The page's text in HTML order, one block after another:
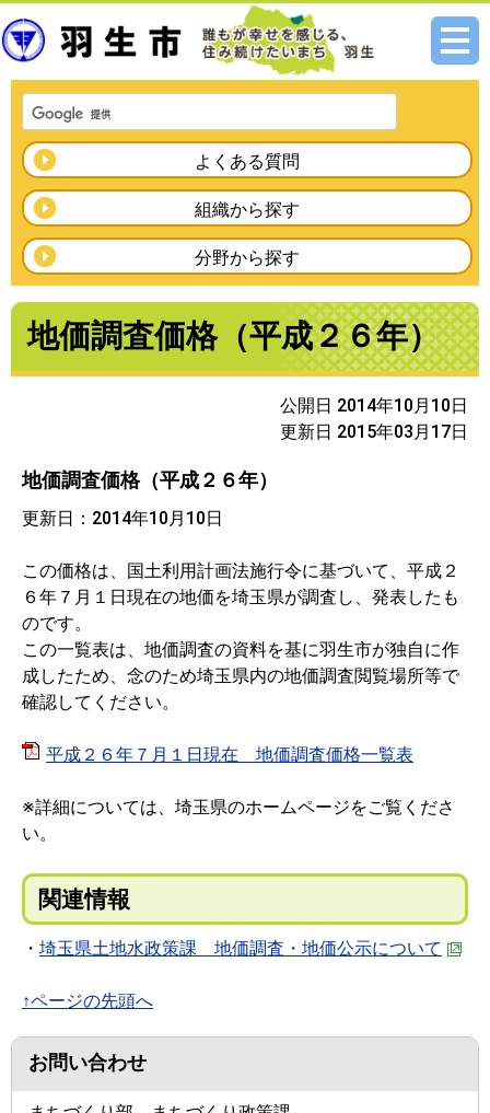
メニ
よくある質問
組織から探す
分野から探す
地価調査価格（平成２６年）
公開日 2014年10月10日
更新日 2015年03月17日
地価調査価格（平成２６年）
更新日：2014年10月10日
この価格は、国土利用計画法施行令に基づいて、平成２
６年７月１日現在の地価を埼玉県が調査し、発表したも
のです。
この一覧表は、地価調査の資料を基に羽生市が独自に作
成したため、念のため埼玉県内の地価調査閲覧場所等で
確認してください。
平成２６年７月１日現在 地価調査価格一覧表
※詳細については、埼玉県のホームページをご覧くださ
い。
関連情報
・ 埼玉県土地水政策課 地価調査・地価公示について
↑ページの先頭へ
お問い合わせ